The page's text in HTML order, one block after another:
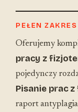
PEŁEN ZAKRES
Oferujemy
pracy z
pojedynczy
Pisanie prac
raport